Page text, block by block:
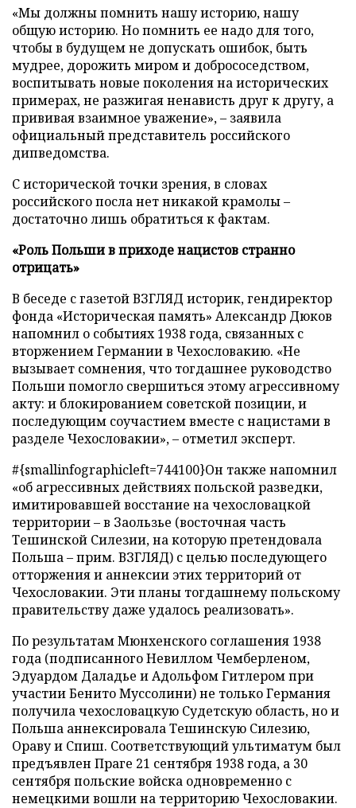
«Мы должны помнить нашу историю, нашу
общую историю. Но помнить ее надо для того,
чтобы в будущем не допускать ошибок, быть
мудрее, дорожить миром и добрососедством,
воспитывать новые поколения на исторических
примерах, не разжигая ненависть друг к другу, а
прививая взаимное уважение», – заявила
официальный представитель российского
дипведомства.
С исторической точки зрения, в словах
российского посла нет никакой крамолы –
достаточно лишь обратиться к фактам.
«Роль Польши в приходе нацистов странно
отрицать»
В беседе с газетой ВЗГЛЯД историк, гендиректор
фонда «Историческая память» Александр Дюков
напомнил о событиях 1938 года, связанных с
вторжением Германии в Чехословакию. «Не
вызывает сомнения, что тогдашнее руководство
Польши помогло свершиться этому агрессивному
акту: и блокированием советской позиции, и
последующим соучастием вместе с нацистами в
разделе Чехословакии», – отметил эксперт.
#{smallinfographicleft=744100}Он также напомнил
«об агрессивных действиях польской разведки,
имитировавшей восстание на чехословацкой
территории – в Заользье (восточная часть
Тешинской Силезии, на которую претендовала
Польша – прим. ВЗГЛЯД) с целью последующего
отторжения и аннексии этих территорий от
Чехословакии. Эти планы тогдашнему польскому
правительству даже удалось реализовать».
По результатам Мюнхенского соглашения 1938
года (подписанного Невиллом Чемберленом,
Эдуардом Даладье и Адольфом Гитлером при
участии Бенито Муссолини) не только Германия
получила чехословацкую Судетскую область, но и
Польша аннексировала Тешинскую Силезию,
Ораву и Спиш. Соответствующий ультиматум был
предъявлен Праге 21 сентября 1938 года, а 30
сентября польские войска одновременно с
немецкими вошли на территорию Чехословакии.